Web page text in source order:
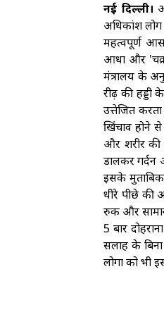
नई दिल्ली।
अधिकांश लोग
महत्वपूर्ण
आधा और
मंत्रालय के
रीढ़ की
उत्तेजित
खिंचाव होने
और शरीर
डालकर
इसके
धीरे पीछे
रुकें और
5 बार
सलाह के
लोगों को भी